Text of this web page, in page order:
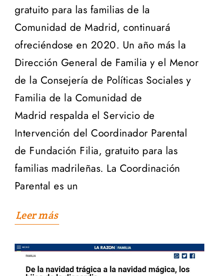
gratuito para las familias de la
Comunidad de Madrid, continuará
ofreciéndose en 2020. Un año más la
Dirección General de Familia y el Menor
de la Consejería de Políticas Sociales y
Familia de la Comunidad de
Madrid respalda el Servicio de
Intervención del Coordinador Parental
de Fundación Filia, gratuito para las
familias madrileñas. La Coordinación
Parental es un
Leer más